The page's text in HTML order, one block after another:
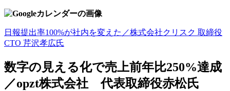
日報提出率100%が社内を変えた／株式会社クリスク 取締役
CTO 芹沢孝広氏
数字の見える化で売上前年比250%達成
／opzt株式会社 代表取締役赤松氏